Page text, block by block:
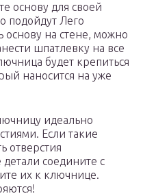
основу для своей
подойдут Лего
на стене, можно
шпатлевку на все
будет крепиться
наносится на уже
идеально
Если такие
отверстия
соедините с
их к ключнице.